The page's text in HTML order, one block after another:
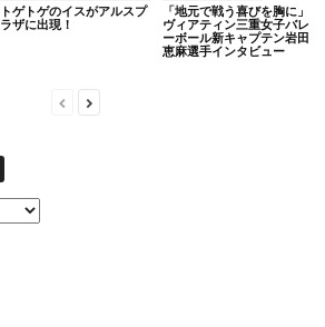
トゲトゲのイスがアルスプ
ラザに出現！
「地元で戦う喜びを胸に」
ヴィアティン三重女子バレ
ーボール新キャプテン岩田
恵麻選手インタビュー